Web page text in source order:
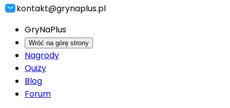
kontakt@grynaplus.pl
GryNaPlus
Wróć na górę strony
Nagrody
Quizy
Blog
Forum